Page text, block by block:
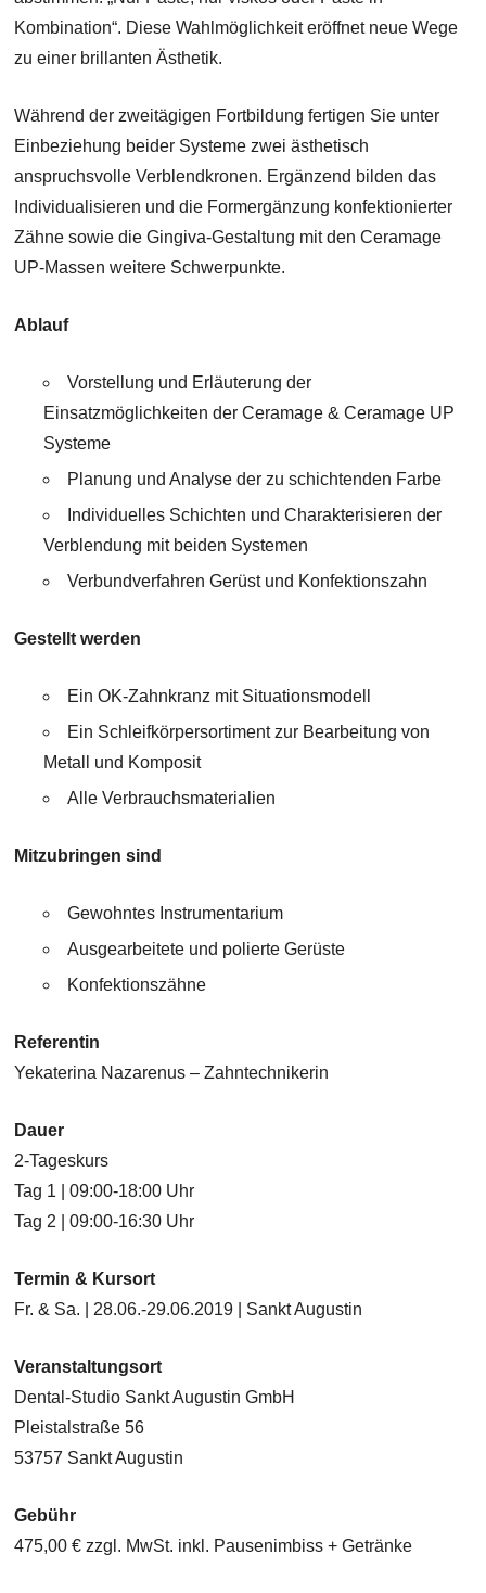
Kombination“. Diese Wahlmöglichkeit eröffnet neue Wege
zu einer brillanten Ästhetik.
Während der zweitägigen Fortbildung fertigen Sie unter
Einbeziehung beider Systeme zwei ästhetisch
anspruchsvolle Verblendkronen. Ergänzend bilden das
Individualisieren und die Formergänzung konfektionierter
Zähne sowie die Gingiva-Gestaltung mit den Ceramage
UP-Massen weitere Schwerpunkte.
Ablauf
Vorstellung und Erläuterung der
Einsatzmöglichkeiten der Ceramage & Ceramage UP
Systeme
Planung und Analyse der zu schichtenden Farbe
Individuelles Schichten und Charakterisieren der
Verblendung mit beiden Systemen
Verbundverfahren Gerüst und Konfektionszahn
Gestellt werden
Ein OK-Zahnkranz mit Situationsmodell
Ein Schleifkörpersortiment zur Bearbeitung von
Metall und Komposit
Alle Verbrauchsmaterialien
Mitzubringen sind
Gewohntes Instrumentarium
Ausgearbeitete und polierte Gerüste
Konfektionszähne
Referentin
Yekaterina Nazarenus – Zahntechnikerin
Dauer
2-Tageskurs
Tag 1 | 09:00-18:00 Uhr
Tag 2 | 09:00-16:30 Uhr
Termin & Kursort
Fr. & Sa. | 28.06.-29.06.2019 | Sankt Augustin
Veranstaltungsort
Dental-Studio Sankt Augustin GmbH
Pleistalstraße 56
53757 Sankt Augustin
Gebühr
475,00 € zzgl. MwSt. inkl. Pausenimbiss + Getränke